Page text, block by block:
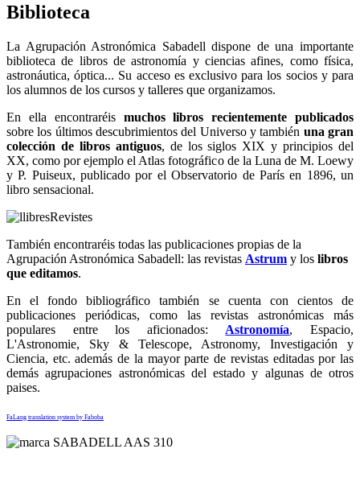
Biblioteca
La Agrupación Astronómica Sabadell dispone de una importante
biblioteca de libros de astronomía y ciencias afines, como física,
astronáutica, óptica... Su acceso es exclusivo para los socios y para
los alumnos de los cursos y talleres que organizamos.
En ella encontraréis muchos libros recientemente publicados
sobre los últimos descubrimientos del Universo y también una gran
colección de libros antiguos, de los siglos XIX y principios del
XX, como por ejemplo el Atlas fotográfico de la Luna de M. Loewy
y P. Puiseux, publicado por el Observatorio de París en 1896, un
libro sensacional.
También encontraréis todas las publicaciones propias de la
Agrupación Astronómica Sabadell: las revistas Astrum y los libros
que editamos.
En el fondo bibliográfico también se cuenta con cientos de
publicaciones periódicas, como las revistas astronómicas más
populares entre los aficionados: Astronomía, Espacio,
L'Astronomie, Sky & Telescope, Astronomy, Investigación y
Ciencia, etc. además de la mayor parte de revistas editadas por las
demás agrupaciones astronómicas del estado y algunas de otros
paises.
FaLang translation system by Faboba